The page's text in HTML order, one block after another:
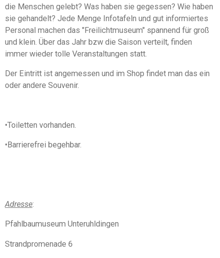
die Menschen gelebt? Was haben sie gegessen? Wie haben
sie gehandelt? Jede Menge Infotafeln und gut informiertes
Personal machen das "Freilichtmuseum" spannend für groß
und klein. Über das Jahr bzw die Saison verteilt, finden
immer wieder tolle Veranstaltungen statt.
Der Eintritt ist angemessen und im Shop findet man das ein
oder andere Souvenir.
•Toiletten vorhanden.
•Barrierefrei begehbar.
Adresse:
Pfahlbaumuseum Unteruhldingen
Strandpromenade 6